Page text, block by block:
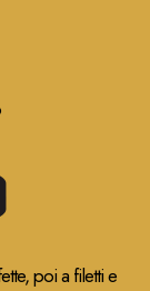
poi a filetti e